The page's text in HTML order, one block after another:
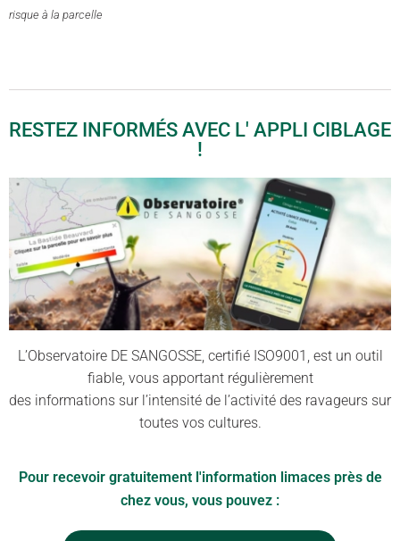
risque à la parcelle
RESTEZ INFORMÉS AVEC L' APPLI CIBLAGE
!
L’Observatoire DE SANGOSSE, certifié ISO9001, est un outil
fiable, vous apportant régulièrement
des informations sur l’intensité de l’activité des ravageurs sur
toutes vos cultures.
Pour recevoir gratuitement l'information limaces près de
chez vous, vous pouvez :